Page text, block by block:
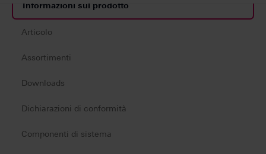
Informazioni sul prodotto
Articolo
Assortimenti
Downloads
Dichiarazioni di conformità
Componenti di sistema